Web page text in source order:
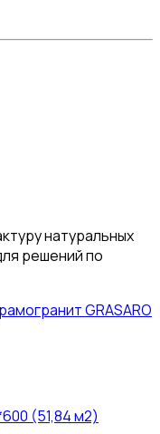
натуральных
решений по
GRASARO
(51,84 м2)